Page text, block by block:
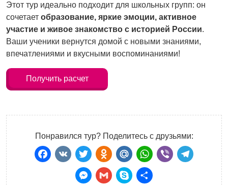
Этот тур идеально подходит для школьных групп: он
сочетает образование, яркие эмоции, активное
участие и живое знакомство с историей России.
Ваши ученики вернутся домой с новыми знаниями,
впечатлениями и вкусными воспоминаниями!
Получить расчет
Понравился тур? Поделитесь с друзьями:
Facebook
VKTwitter
Odnoklassniki
Mail.Ru
WhatsApp